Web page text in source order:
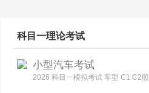
科目一理论考试
小型汽车考试
2026 科目一模拟考试 车型 C1 C2照